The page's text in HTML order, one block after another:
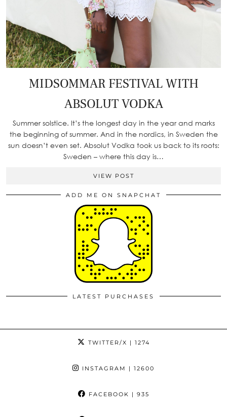
MIDSOMMAR FESTIVAL WITH
ABSOLUT VODKA
Summer solstice. It’s the longest day in the year and marks
the beginning of summer. And in the nordics, in Sweden the
sun doesn’t even set. Absolut Vodka took us back to its roots:
Sweden – where this day is…
VIEW POST
ADD ME ON SNAPCHAT
LATEST PURCHASES
TWITTER/X | 1274
INSTAGRAM | 12600
FACEBOOK | 935